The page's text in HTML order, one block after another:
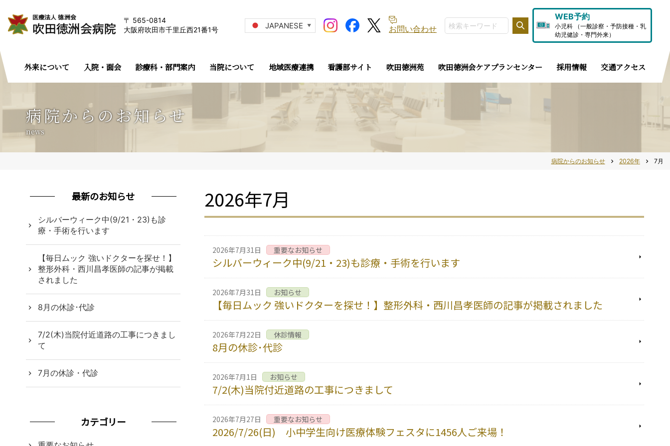
565-0814
大阪府吹田市千里丘西21番1号
JAPANESE ▼ お問い合わせ
WEB予約
小児科 （一般診察・予防接種・乳
幼児健診・専門外来）
外来について 入院・面会 診療科・部門案内 当院について 地域医療連携 看護部サイト 吹田徳洲苑 吹田徳洲会ケアプランセンター 採用情報 交通アクセス
病院からのお知らせ
news
病院からのお知らせ chevron_right 2026年 chevron_right 7月
2026年7月
シルバーウィーク中(9/21・23)も診療・手術を行います
2026年7月31日 重要なお知らせ
【毎日ムック 強いドクターを探せ！】整形外科・西川昌孝医師の記事が掲載されました
2026年7月31日 お知らせ
8月の休診･代診
2026年7月22日 休診情報
7/2(木)当院付近道路の工事につきまして
2026年7月1日 お知らせ
2026/7/26(日) 小中学生向け医療体験フェスタに1456人ご来場！
2026年7月27日 重要なお知らせ
最新のお知らせ
シルバーウィーク中(9/21・23)も診
療・手術を行います
【毎日ムック 強いドクターを探せ！】
整形外科・西川昌孝医師の記事が掲載
されました
8月の休診･代診
7/2(木)当院付近道路の工事につきまし
て
7月の休診・代診
カテゴリー